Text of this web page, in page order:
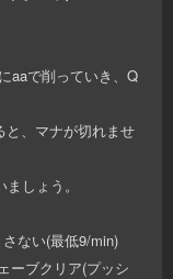
aaで削っていき、Q
と、マナが切れませ
しょう。
さない(最低9/min)
ーブクリア(プッシ